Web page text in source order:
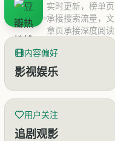
实时更新，榜单页
承接搜索流量，文
章页承接深度阅读
内容偏好
影视娱乐
用户关注
追剧观影